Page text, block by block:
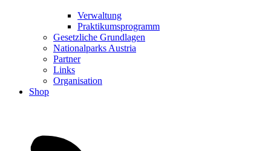
Verwaltung
Praktikumsprogramm
Gesetzliche Grundlagen
Nationalparks Austria
Partner
Links
Organisation
Shop